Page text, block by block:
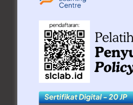
Password
Konfirmasi password